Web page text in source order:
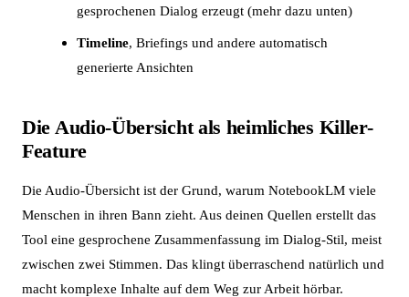
gesprochenen Dialog erzeugt (mehr dazu unten)
Timeline, Briefings und andere automatisch
generierte Ansichten
Die Audio-Übersicht als heimliches Killer-
Feature
Die Audio-Übersicht ist der Grund, warum NotebookLM viele
Menschen in ihren Bann zieht. Aus deinen Quellen erstellt das
Tool eine gesprochene Zusammenfassung im Dialog-Stil, meist
zwischen zwei Stimmen. Das klingt überraschend natürlich und
macht komplexe Inhalte auf dem Weg zur Arbeit hörbar.